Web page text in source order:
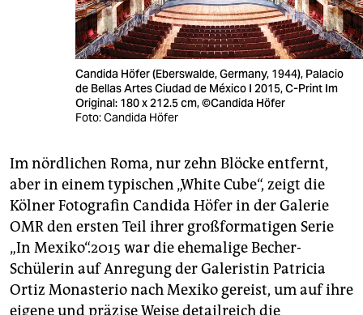
Candida Höfer (Eberswalde, Germany, 1944), Palacio
de Bellas Artes Ciudad de México I 2015, C-Print Im
Original: 180 x 212.5 cm, ©Candida Höfer
Foto: Candida Höfer
Im nördlichen Roma, nur zehn Blöcke entfernt,
aber in einem typischen „White Cube“, zeigt die
Kölner Fotografin Candida Höfer in der Galerie
OMR den ersten Teil ihrer großformatigen Serie
„In Mexiko“.2015 war die ehemalige Becher-
Schülerin auf Anregung der Galeristin Patricia
Ortiz Monasterio nach Mexiko gereist, um auf ihre
eigene und präzise Weise detailreich die